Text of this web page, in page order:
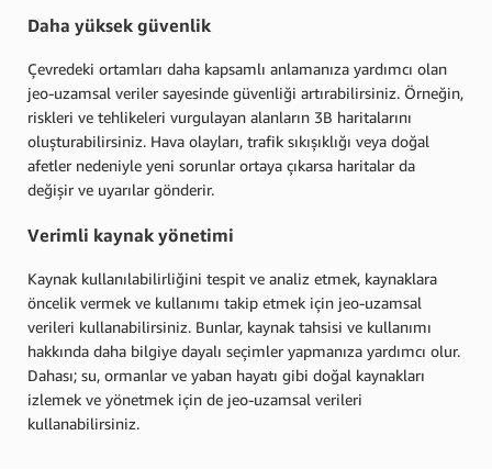
Daha yüksek güvenlik
Çevredeki ortamları daha kapsamlı anlamanıza yardımcı olan
jeo-uzamsal veriler sayesinde güvenliği artırabilirsiniz. Örneğin,
riskleri ve tehlikeleri vurgulayan alanların 3B haritalarını
oluşturabilirsiniz. Hava olayları, trafik sıkışıklığı veya doğal
afetler nedeniyle yeni sorunlar ortaya çıkarsa haritalar da
değişir ve uyarılar gönderir.
Verimli kaynak yönetimi
Kaynak kullanılabilirliğini tespit ve analiz etmek, kaynaklara
öncelik vermek ve kullanımı takip etmek için jeo-uzamsal
verileri kullanabilirsiniz. Bunlar, kaynak tahsisi ve kullanımı
hakkında daha bilgiye dayalı seçimler yapmanıza yardımcı olur.
Dahası; su, ormanlar ve yaban hayatı gibi doğal kaynakları
izlemek ve yönetmek için de jeo-uzamsal verileri
kullanabilirsiniz.